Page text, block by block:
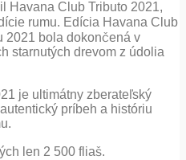
Havana Club Tributo 2021,
rumu. Edícia Havana Club
2021 bola dokončená v
starnutých drevom z údolia
je ultimátny zberateľský
príbeh a históriu
len 2 500 fliaš.